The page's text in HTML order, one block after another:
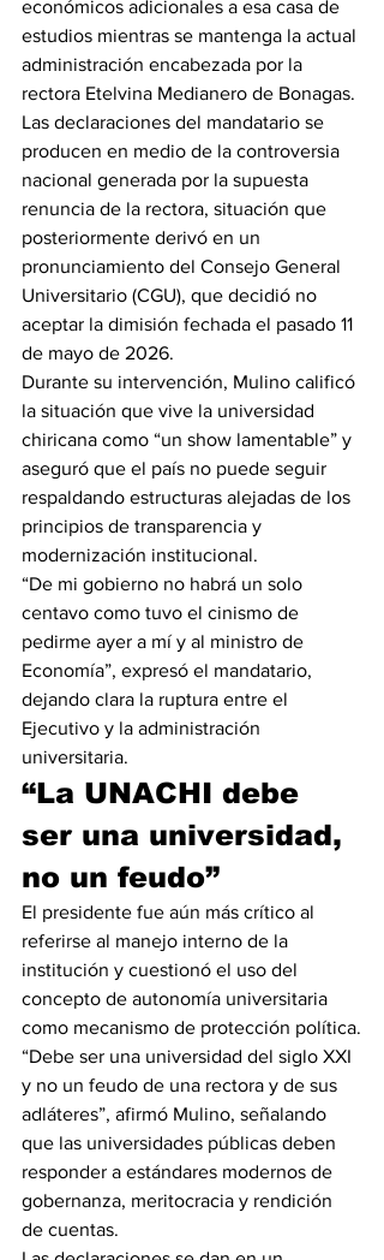
económicos adicionales a esa casa de
estudios mientras se mantenga la actual
administración encabezada por la
rectora Etelvina Medianero de Bonagas.
Las declaraciones del mandatario se
producen en medio de la controversia
nacional generada por la supuesta
renuncia de la rectora, situación que
posteriormente derivó en un
pronunciamiento del Consejo General
Universitario (CGU), que decidió no
aceptar la dimisión fechada el pasado 11
de mayo de 2026.
Durante su intervención, Mulino calificó
la situación que vive la universidad
chiricana como “un show lamentable” y
aseguró que el país no puede seguir
respaldando estructuras alejadas de los
principios de transparencia y
modernización institucional.
“De mi gobierno no habrá un solo
centavo como tuvo el cinismo de
pedirme ayer a mí y al ministro de
Economía”, expresó el mandatario,
dejando clara la ruptura entre el
Ejecutivo y la administración
universitaria.
“La UNACHI debe
ser una universidad,
no un feudo”
El presidente fue aún más crítico al
referirse al manejo interno de la
institución y cuestionó el uso del
concepto de autonomía universitaria
como mecanismo de protección política.
“Debe ser una universidad del siglo XXI
y no un feudo de una rectora y de sus
adláteres”, afirmó Mulino, señalando
que las universidades públicas deben
responder a estándares modernos de
gobernanza, meritocracia y rendición
de cuentas.